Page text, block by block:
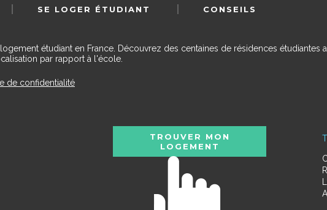
SE LOGER ÉTUDIANT
CONSEILS
étudiant en France. Découvrez des centaines de résidences étudiantes
par rapport à l'école.
de confidentialité
TROUVER MON
LOGEMENT